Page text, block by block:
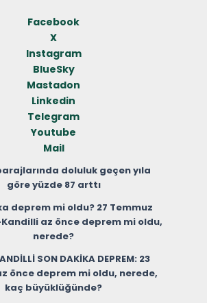
Facebook
X
Instagram
BlueSky
Mastadon
Linkedin
Telegram
Youtube
Mail
doluluk geçen yıla
göre yüzde 87 arttı
deprem mi oldu? 27 Temmuz
Kandilli az önce deprem mi oldu,
nerede?
SON DAKİKA DEPREM: 23
önce deprem mi oldu, nerede,
kaç büyüklüğünde?